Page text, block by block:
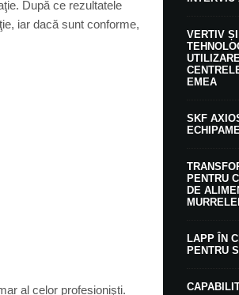
După ce rezultatele
iar dacă sunt conforme,
al celor profesionişti.
VERTIV
EMEA
SKF
PENTRU
DE
LAPP ÎN
PENTRU